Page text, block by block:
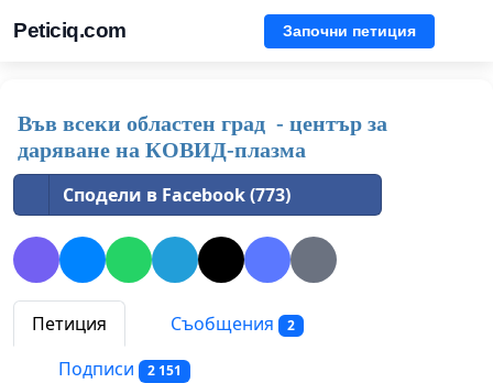
Peticiq.com Започни петиция
Във всеки областен град - център за
даряване на КОВИД-плазма
Сподели в Facebook (773)
Петиция Съобщения 2
Подписи 2 151